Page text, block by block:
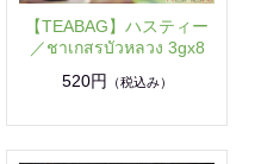
【TEABAG】ハスティー
／ชาเกสรบัวหลวง 3gx8
520円 （税込み）